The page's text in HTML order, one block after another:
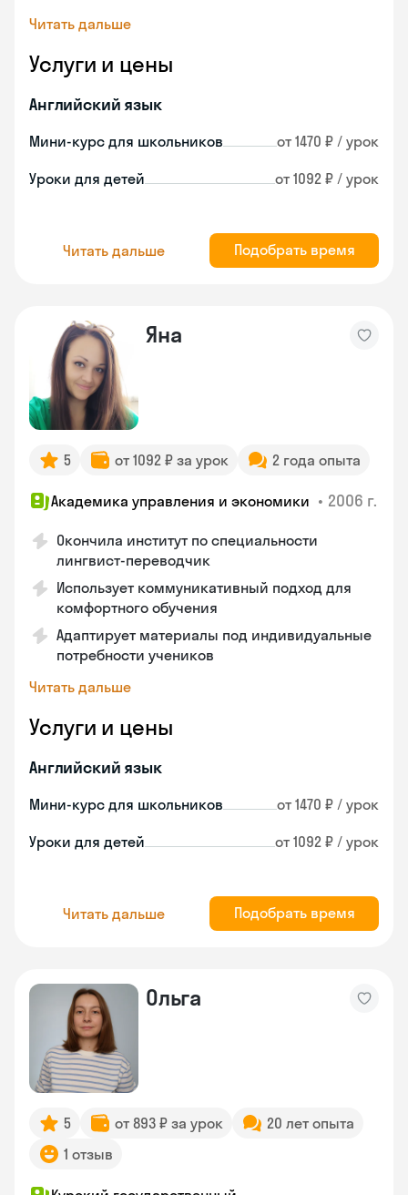
Читать дальше
Услуги и цены
Английский язык
Мини-курс для школьников от 1470 ₽ / урок
Уроки для детей от 1092 ₽ / урок
Читать дальше Подобрать время
Яна
5 от 1092 ₽ за урок 2 года опыта
Академика управления и экономики • 2006 г.
Окончила институт по специальности
лингвист-переводчик
Использует коммуникативный подход для
комфортного обучения
Адаптирует материалы под индивидуальные
потребности учеников
Читать дальше
Услуги и цены
Английский язык
Мини-курс для школьников от 1470 ₽ / урок
Уроки для детей от 1092 ₽ / урок
Читать дальше Подобрать время
Ольга
5 от 893 ₽ за урок
20 лет опыта
1 отзыв